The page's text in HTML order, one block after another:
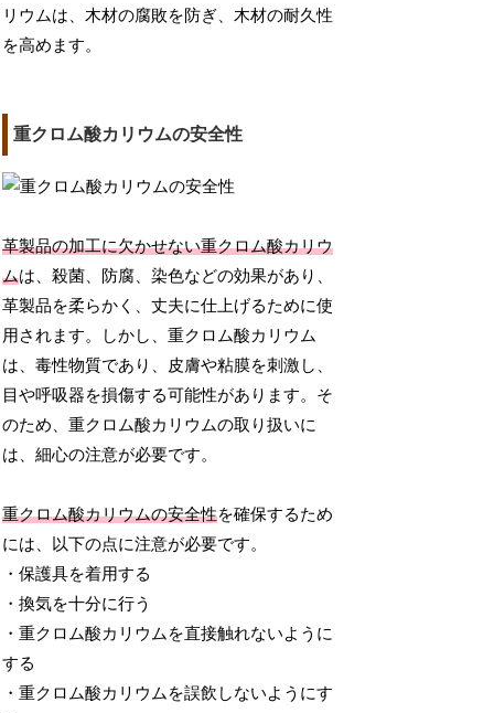
リウムは、木材の腐敗を防ぎ、木材の耐久性
を高めます。
重クロム酸カリウムの安全性
革製品の加工に欠かせない重クロム酸カリウ
ムは、殺菌、防腐、染色などの効果があり、
革製品を柔らかく、丈夫に仕上げるために使
用されます。しかし、重クロム酸カリウム
は、毒性物質であり、皮膚や粘膜を刺激し、
目や呼吸器を損傷する可能性があります。そ
のため、重クロム酸カリウムの取り扱いに
は、細心の注意が必要です。
重クロム酸カリウムの安全性を確保するため
には、以下の点に注意が必要です。
・保護具を着用する
・換気を十分に行う
・重クロム酸カリウムを直接触れないように
する
・重クロム酸カリウムを誤飲しないようにす